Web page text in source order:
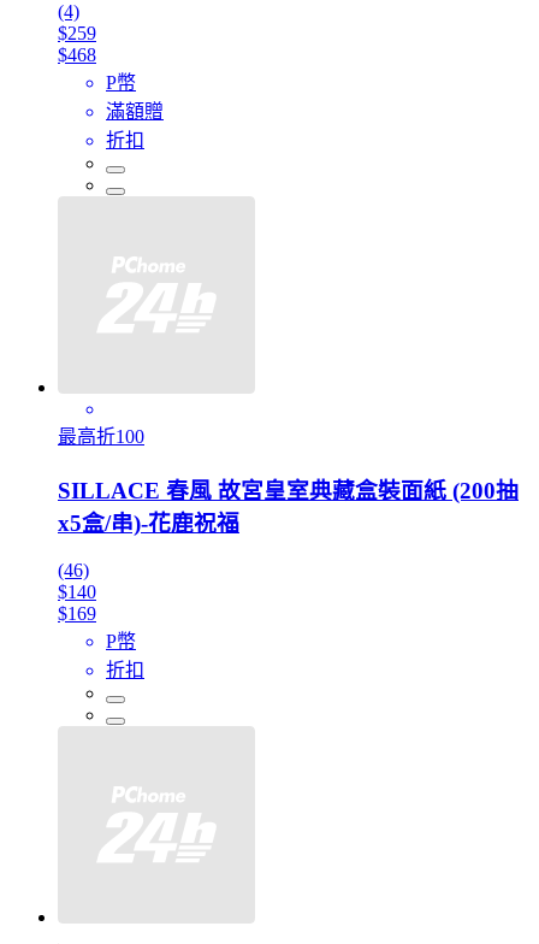
(4)
$259
$468
P幣
滿額贈
折扣
最高折100
SILLACE 春風 故宮皇室典藏盒裝面紙 (200抽
x5盒/串)-花鹿祝福
(46)
$140
$169
P幣
折扣